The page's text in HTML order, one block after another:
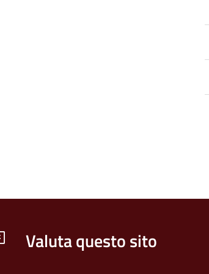
Valuta questo sito